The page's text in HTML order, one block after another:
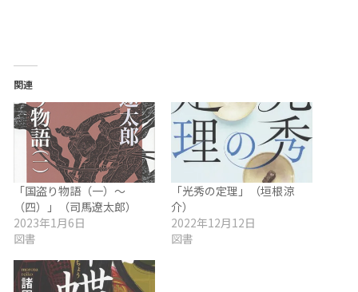
み
中…
関連
「国盗り物語（一）～
（四）」（司馬遼太郎）
2023年1月6日
図書
「光秀の定理」（垣根涼
介）
2022年12月12日
図書